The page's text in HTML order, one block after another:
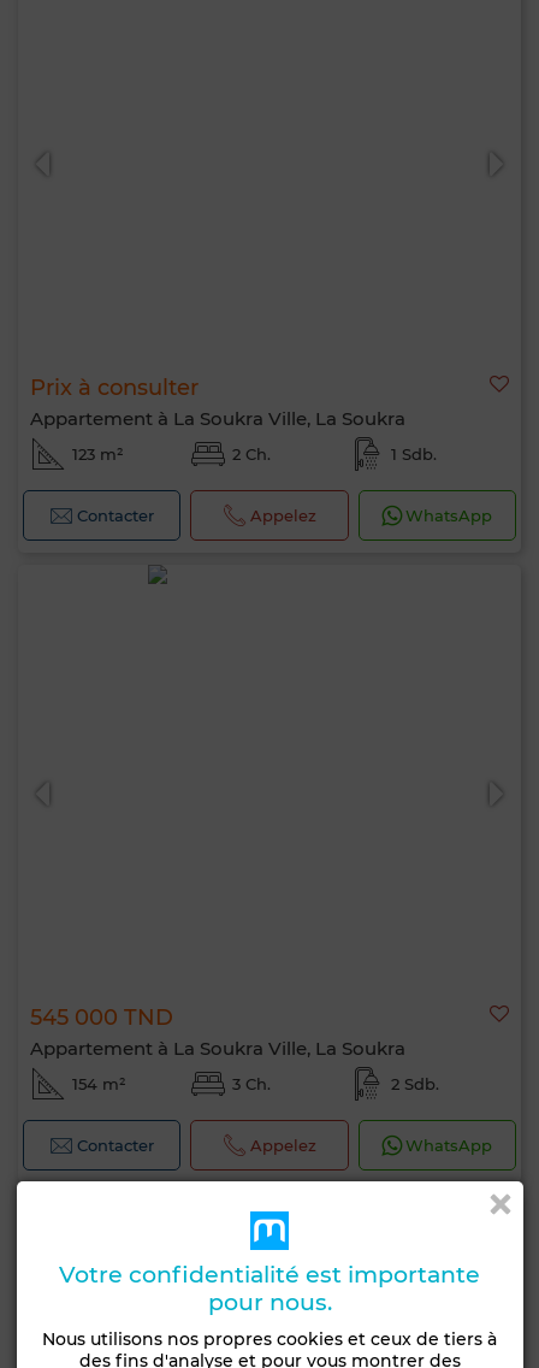
Prix à consulter
Appartement à La Soukra Ville, La Soukra
123 m² 2 Ch. 1 Sdb.
Contacter Appelez WhatsApp
545 000 TND
Appartement à La Soukra Ville, La Soukra
154 m² 3 Ch. 2 Sdb.
Contacter Appelez WhatsApp
Votre confidentialité est importante
pour nous.
Nous utilisons nos propres cookies et ceux de tiers à
des fins d'analyse et pour vous montrer des